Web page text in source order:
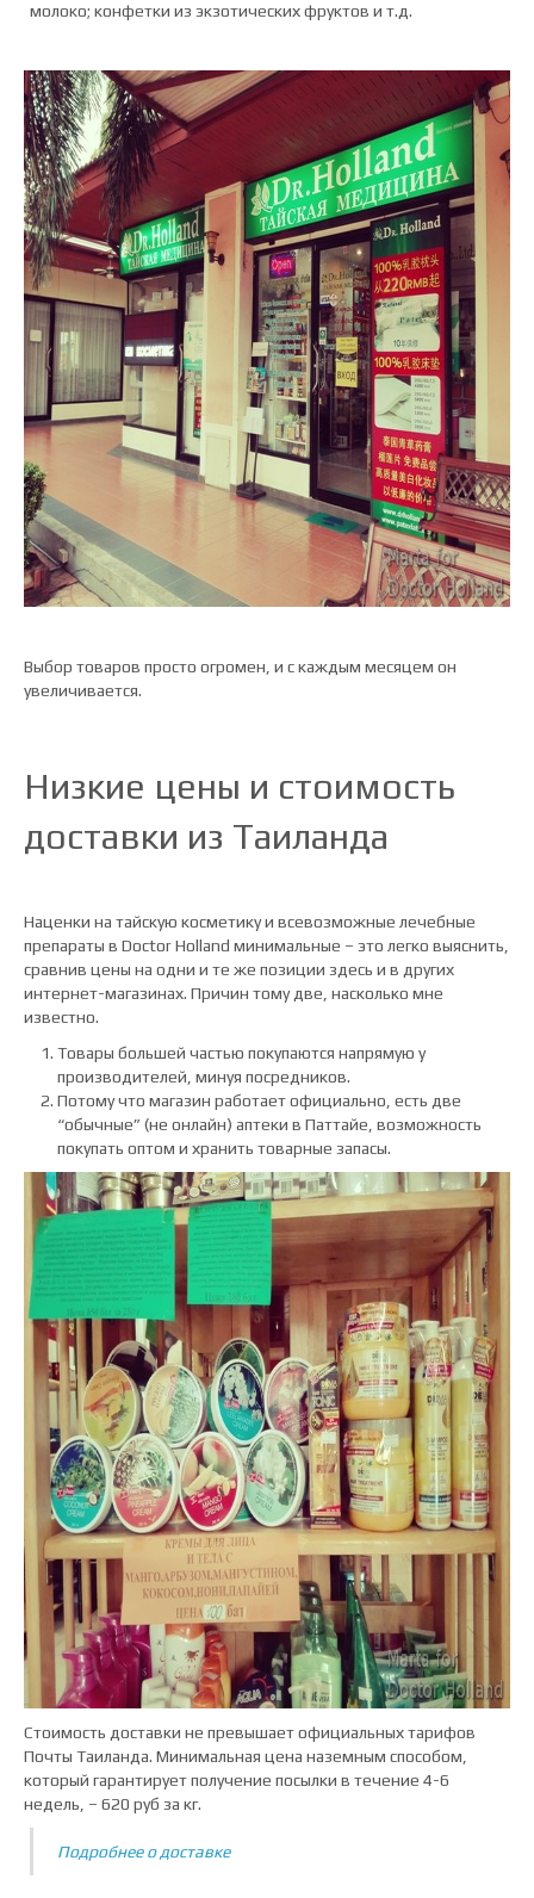
молоко; конфетки из экзотических фруктов и т.д.
Выбор товаров просто огромен, и с каждым месяцем он
увеличивается.
Низкие цены и стоимость
доставки из Таиланда
Наценки на тайскую косметику и всевозможные лечебные
препараты в Doctor Holland минимальные – это легко выяснить,
сравнив цены на одни и те же позиции здесь и в других
интернет-магазинах. Причин тому две, насколько мне
известно.
Товары большей частью покупаются напрямую у
производителей, минуя посредников.
Потому что магазин работает официально, есть две
“обычные” (не онлайн) аптеки в Паттайе, возможность
покупать оптом и хранить товарные запасы.
Стоимость доставки не превышает официальных тарифов
Почты Таиланда. Минимальная цена наземным способом,
который гарантирует получение посылки в течение 4-6
недель, – 620 руб за кг.
Подробнее о доставке